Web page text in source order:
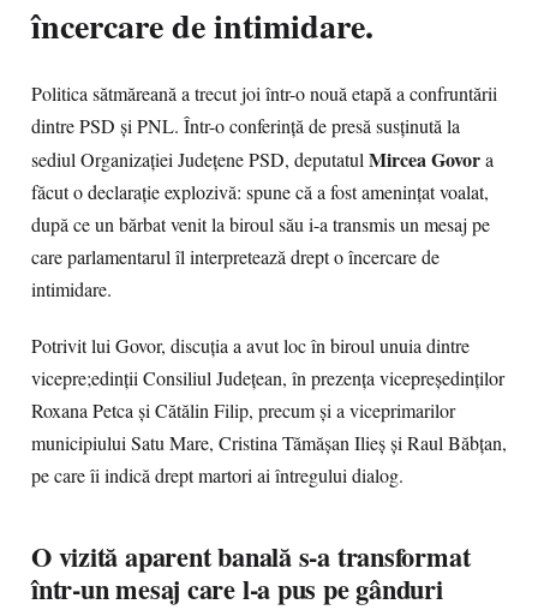
încercare de intimidare.
Politica sătmăreană a trecut joi într-o nouă etapă a confruntării
dintre PSD și PNL. Într-o conferință de presă susținută la
sediul Organizației Județene PSD, deputatulMircea Govora
făcut o declarație explozivă: spune că a fost amenințat voalat,
după ce un bărbat venit la biroul său i-a transmis un mesaj pe
care parlamentarul îl interpretează drept o încercare de
intimidare.
Potrivit lui Govor, discuția a avut loc în biroul unuia dintre
vicepre;edinții Consiliul Județean, în prezența vicepreședinților
Roxana Petca și Cătălin Filip, precum și a viceprimarilor
municipiului Satu Mare, Cristina Tămășan Ilieș și Raul Băbțan,
pe care îi indică drept martori ai întregului dialog.
O vizită aparent banală s-a transformat
într-un mesaj care l-a pus pe gânduri